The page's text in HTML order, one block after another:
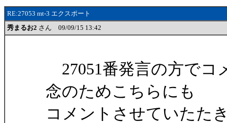
RE:27053 mt-3 エクスポート
秀まるお2 さん 09/09/15 13:42
27051番発言の方でコ
念のためこちらにも
コメントさせていたた